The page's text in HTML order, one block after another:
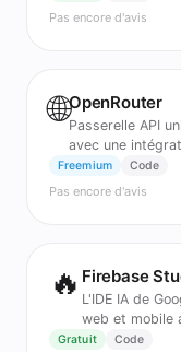
Pas encore d'avis
🌐OpenRouter
Passerelle API
avec une
Freemium Code
Pas encore d'avis
🔥 Firebase
L'IDE IA de
web et mobile
Gratuit Code